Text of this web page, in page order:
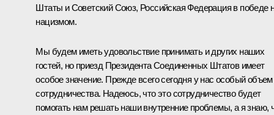
Штаты и Советский Союз, Российская Федерация в победе
нацизмом.
Мы будем иметь удовольствие принимать и других наших
гостей, но приезд Президента Соединенных Штатов имеет
особое значение. Прежде всего сегодня у нас особый объем
сотрудничества. Надеюсь, что это сотрудничество будет
помогать нам решать наши внутренние проблемы, а я знаю,